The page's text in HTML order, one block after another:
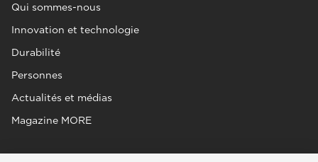
Qui sommes-nous
Innovation et technologie
Durabilité
Personnes
Actualités et médias
Magazine MORE